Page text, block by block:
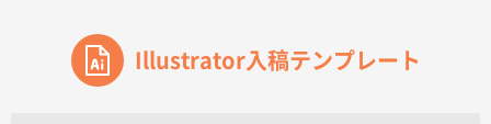
東京都のお客様
ワンポイントポリ袋 A4サイズ1000枚
2026年04月16日 11:41
Illustrator入稿テンプレート